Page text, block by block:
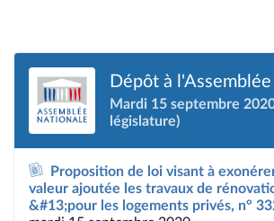
Dépôt à
Mardi 15 septembre
législature)
Proposition de loi visant à
valeur ajoutée les travaux de
&#13;pour les logements privés, n°